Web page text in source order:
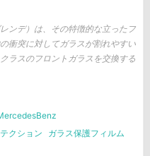
ンデ）は、その特徴的な立ったフ
衝突に対してガラスが割れやすい
ラスのフロントガラスを交換する
クション
ガラス保護フィルム